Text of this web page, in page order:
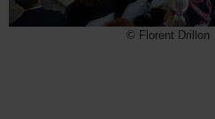
© Florent Drillon